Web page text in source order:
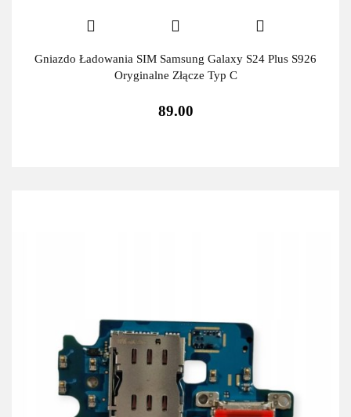
Gniazdo Ładowania SIM Samsung Galaxy S24 Plus S926
Oryginalne Złącze Typ C
89.00